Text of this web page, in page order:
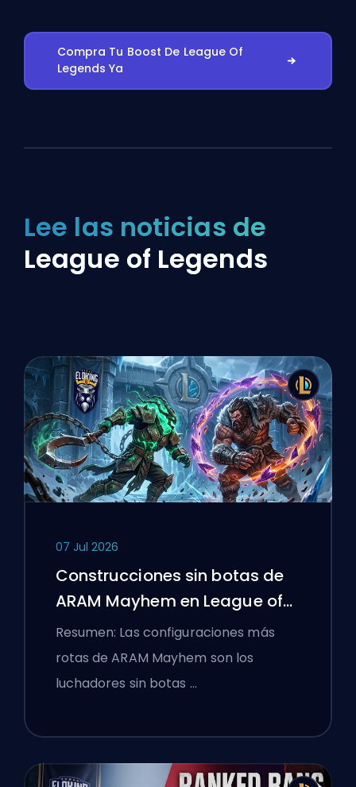
Compra Tu Boost De League Of
Legends Ya
Lee las noticias de
League of Legends
07 Jul 2026
Construcciones sin botas de
ARAM Mayhem en League of
Legends
Resumen: Las configuraciones más
rotas de ARAM Mayhem son los
luchadores sin botas …